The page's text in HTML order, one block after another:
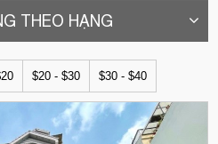
THEO HẠNG
$20 - $30 $30 - $40